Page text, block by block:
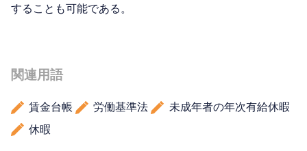
することも可能である。
関連用語
賃金台帳 労働基準法
未成年者の年次有給休暇
休暇